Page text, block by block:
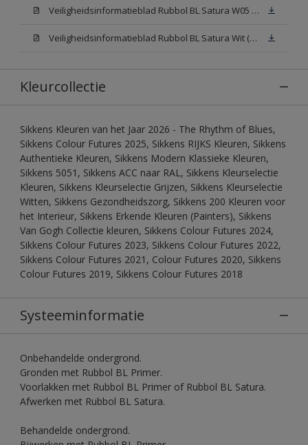
Veiligheidsinformatieblad Rubbol BL Satura W05 (MSDS)
Veiligheidsinformatieblad Rubbol BL Satura Wit (MSDS)
Kleurcollectie
Sikkens Kleuren van het Jaar 2026 - The Rhythm of Blues,
Sikkens Colour Futures 2025, Sikkens RIJKS Kleuren, Sikkens
Authentieke Kleuren, Sikkens Modern Klassieke Kleuren,
Sikkens 5051, Sikkens ACC naar RAL, Sikkens Kleurselectie
Kleuren, Sikkens Kleurselectie Grijzen, Sikkens Kleurselectie
Witten, Sikkens Gezondheidszorg, Sikkens 200 Kleuren voor
het Interieur, Sikkens Erkende Kleuren (Painters), Sikkens
Van Gogh Collectie kleuren, Sikkens Colour Futures 2024,
Sikkens Colour Futures 2023, Sikkens Colour Futures 2022,
Sikkens Colour Futures 2021, Colour Futures 2020, Sikkens
Colour Futures 2019, Sikkens Colour Futures 2018
Systeeminformatie
Onbehandelde ondergrond.
Gronden met Rubbol BL Primer.
Voorlakken met Rubbol BL Primer of Rubbol BL Satura.
Afwerken met Rubbol BL Satura.
Behandelde ondergrond.